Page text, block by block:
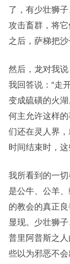
了，有少壮狮
攻击畜群，将
之后，萨梯把沙
然后，龙对我
我回答说：“走
变成硫磺的火
何主允许这样
们还在灵人界
时间结束时，
我所看到的一
是公牛、公羊
的教会的真正
显现。少壮狮
普里阿普斯之
些以为邪恶不